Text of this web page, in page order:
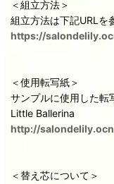
＜組立方法＞
組立方法は下記URLを
https://
＜使用転写紙＞
サンプルに使用した転
Little Ballerina
http://
＜替え芯について＞